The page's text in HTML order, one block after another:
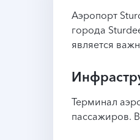
Аэропорт
города
является
Терминал
пассажиров.